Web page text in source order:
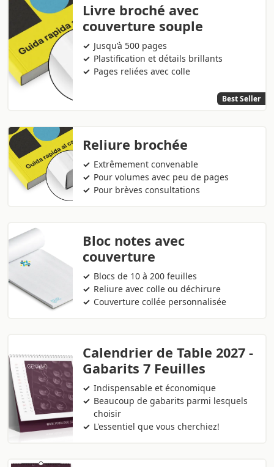
Livre broché avec
couverture souple
Jusqu’à 500 pages
Plastification et détails brillants
Pages reliées avec colle
Best Seller
Reliure brochée
Extrêmement convenable
Pour volumes avec peu de pages
Pour brèves consultations
Bloc notes avec
couverture
Blocs de 10 à 200 feuilles
Reliure avec colle ou déchirure
Couverture collée personnalisée
Calendrier de Table 2027 -
Gabarits 7 Feuilles
Indispensable et économique
Beaucoup de gabarits parmi lesquels
choisir
L'essentiel que vous cherchiez!